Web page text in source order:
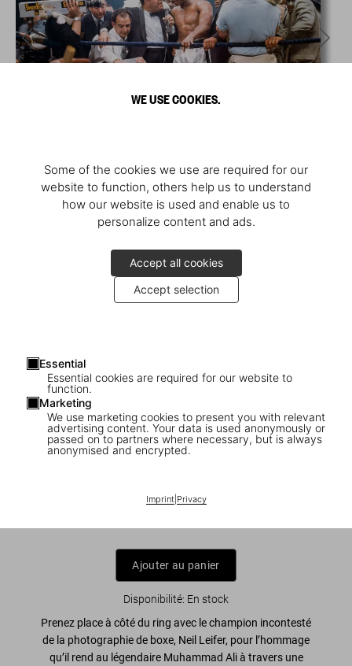
WE USE COOKIES.
Some of the cookies we use are required for our
website to function, others help us to understand
how our website is used and enable us to
personalize content and ads.
Accept all cookies
Accept selection
Essential
Essential cookies are required for our website to
function.
Marketing
We use marketing cookies to present you with relevant
advertising content. Your data is used anonymously or
passed on to partners where necessary, but is always
anonymised and encrypted.
Imprint| Privacy
1/ 5
Ajouter au panier
Disponibilité: En stock
Prenez place à côté du ring avec le champion incontesté
de la photographie de boxe, Neil Leifer, pour l’hommage
qu’il rend au légendaire Muhammad Ali à travers une